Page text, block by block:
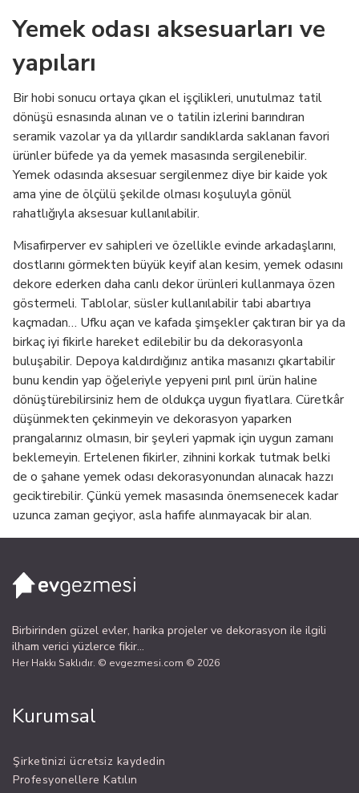
Yemek odası aksesuarları ve
yapıları
Bir hobi sonucu ortaya çıkan el işçilikleri, unutulmaz tatil
dönüşü esnasında alınan ve o tatilin izlerini barındıran
seramik vazolar ya da yıllardır sandıklarda saklanan favori
ürünler büfede ya da yemek masasında sergilenebilir.
Yemek odasında aksesuar sergilenmez diye bir kaide yok
ama yine de ölçülü şekilde olması koşuluyla gönül
rahatlığıyla aksesuar kullanılabilir.
Misafirperver ev sahipleri ve özellikle evinde arkadaşlarını,
dostlarını görmekten büyük keyif alan kesim, yemek odasını
dekore ederken daha canlı dekor ürünleri kullanmaya özen
göstermeli. Tablolar, süsler kullanılabilir tabi abartıya
kaçmadan… Ufku açan ve kafada şimşekler çaktıran bir ya da
birkaç iyi fikirle hareket edilebilir bu da dekorasyonla
buluşabilir. Depoya kaldırdığınız antika masanızı çıkartabilir
bunu kendin yap öğeleriyle yepyeni pırıl pırıl ürün haline
dönüştürebilirsiniz hem de oldukça uygun fiyatlara. Cüretkâr
düşünmekten çekinmeyin ve dekorasyon yaparken
prangalarınız olmasın, bir şeyleri yapmak için uygun zamanı
beklemeyin. Ertelenen fikirler, zihnini korkak tutmak belki
de o şahane yemek odası dekorasyonundan alınacak hazzı
geciktirebilir. Çünkü yemek masasında önemsenecek kadar
uzunca zaman geçiyor, asla hafife alınmayacak bir alan.
Birbirinden güzel evler, harika projeler ve dekorasyon ile ilgili
ilham verici yüzlerce fikir...
Her Hakkı Saklıdır. © evgezmesi.com © 2026
Kurumsal
Şirketinizi ücretsiz kaydedin
Profesyonellere Katılın